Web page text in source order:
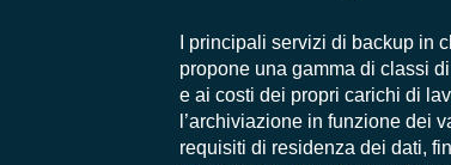
I principali servizi di backup in
propone una gamma di classi
e ai costi dei propri carichi di
l’archiviazione in funzione dei
requisiti di residenza dei dati,